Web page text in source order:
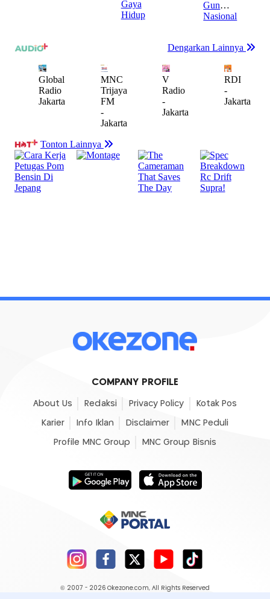
COMPANY PROFILE
About Us Redaksi Privacy Policy Kotak Pos
Karier Info Iklan Disclaimer MNC Peduli
Profile MNC Group MNC Group Bisnis
© 2007 - 2026 Okezone.com, All Rights Reserved